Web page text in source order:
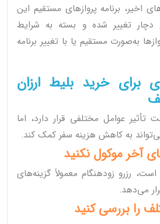
اخیر، برنامه پروازهای مستقیم این
تغییر شده و بسته به شرایط
به‌صورت مستقیم یا با تغییر برنامه
برای خرید بلیط ارزان
عوامل مختلفی قرار دارد، اما
به کاهش هزینه سفر کمک کند.
رزرو زودهنگام معمولاً گزینه‌های
می‌دهد.